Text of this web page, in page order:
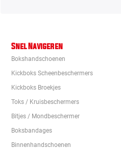
Snel Navigeren
Bokshandschoenen
Kickboks Scheenbeschermers
Kickboks Broekjes
Toks / Kruisbeschermers
Bitjes / Mondbeschermer
Boksbandages
Binnenhandschoenen